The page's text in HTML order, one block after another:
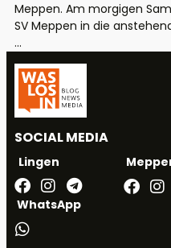
Meppen. Am morgigen
SV Meppen in die
...
SOCIAL MEDIA
Lingen
WhatsApp